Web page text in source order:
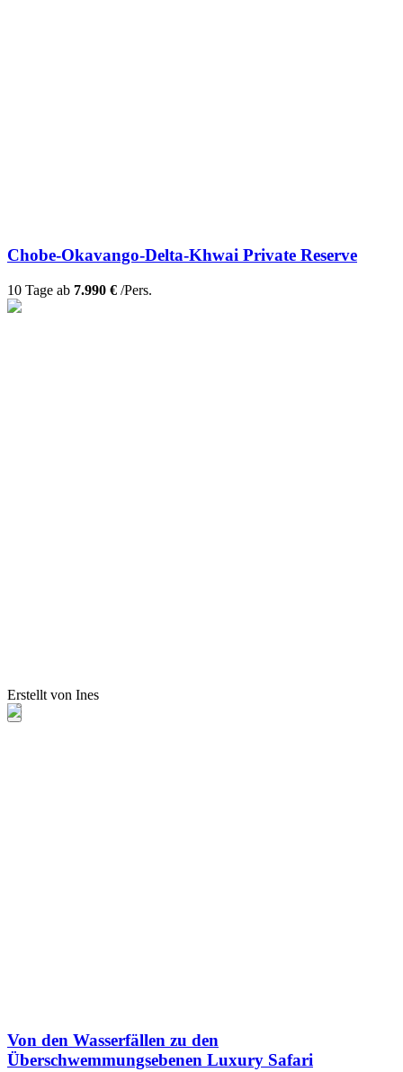
Chobe-Okavango-Delta-Khwai Private Reserve
10 Tage ab 7.990 € /Pers.
Erstellt von Ines
Von den Wasserfällen zu den
Überschwemmungsebenen Luxury Safari